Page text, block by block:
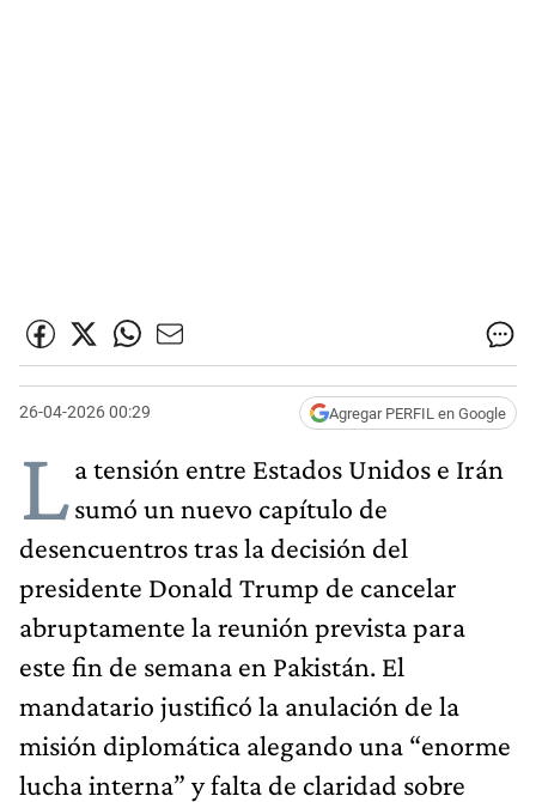
26-04-2026 00:29 Agregar PERFIL en Google
La tensión entre Estados Unidos e Irán
sumó un nuevo capítulo de
desencuentros tras la decisión del
presidente Donald Trump de cancelar
abruptamente la reunión prevista para
este fin de semana en Pakistán. El
mandatario justificó la anulación de la
misión diplomática alegando una “enorme
lucha interna” y falta de claridad sobre